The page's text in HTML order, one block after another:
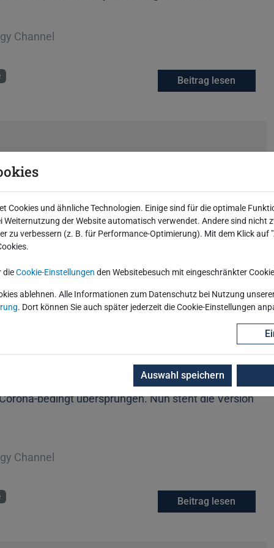
Channel
Beitrag lesen
geben. Teile dieser neuen Funktionalität wurden
verfügbar. Wir zeigen, was man damit machen
Beitrag lesen
Cloud verfügbar
bedingt übersprungen. Nun steht die Version
Channel
Beitrag lesen
Cookies und ähnliche Technologien. Einige sind für die optimale
Weiternutzung der Website automatisch verwendet. Andere sind nicht
zu verbessern (z. B. für Performance-Optimierung). Mit dem Klick auf
dieCookie-Einstellungen den Websitebesuch mit eingeschränkter
ablehnen. Alle Informationen zum Datenschutz bei Nutzung
. Dort können Sie auch später jederzeit die Cookie-Einstellungen
Auswahl speichern